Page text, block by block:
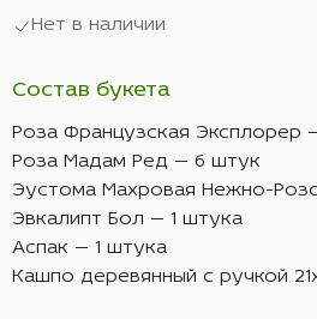
Нет в наличии
Состав букета
Роза Французская Эксплорер
Роза Мадам Ред — 6 штук
Эустома Махровая Нежно-
Эвкалипт Бол — 1 штука
Аспак — 1 штука
Кашпо деревянный с ручкой